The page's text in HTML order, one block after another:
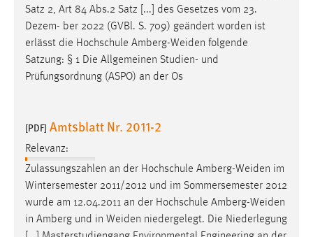
Satz 2, Art 84 Abs.2 Satz [...] des Gesetzes vom 23.
Dezem- ber 2022 (GVBl. S. 709) geändert worden ist
erlässt die Hochschule Amberg-Weiden folgende
Satzung: § 1 Die Allgemeinen Studien- und
Prüfungsordnung (ASPO) an der Os
[PDF] Amtsblatt Nr. 2011-2
Relevanz:
Zulassungszahlen an der Hochschule Amberg-Weiden im
Wintersemester 2011/2012 und im Sommersemester 2012
wurde am 12.04.2011 an der Hochschule Amberg-Weiden
in Amberg und in Weiden niedergelegt. Die Niederlegung